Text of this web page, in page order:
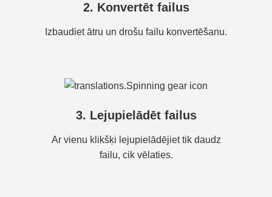
2. Konvertēt failus
Izbaudiet ātru un drošu failu konvertēšanu.
3. Lejupielādēt failus
Ar vienu klikšķi lejupielādējiet tik daudz
failu, cik vēlaties.